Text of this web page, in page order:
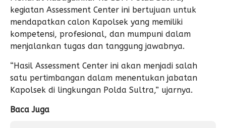
kegiatan Assessment Center ini bertujuan untuk
mendapatkan calon Kapolsek yang memiliki
kompetensi, profesional, dan mumpuni dalam
menjalankan tugas dan tanggung jawabnya.
“Hasil Assessment Center ini akan menjadi salah
satu pertimbangan dalam menentukan jabatan
Kapolsek di lingkungan Polda Sultra,” ujarnya.
Baca Juga